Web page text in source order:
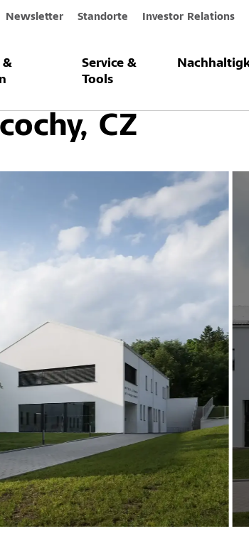
Newsletter Standorte Investor Relations
&
Service &
Tools
CZ